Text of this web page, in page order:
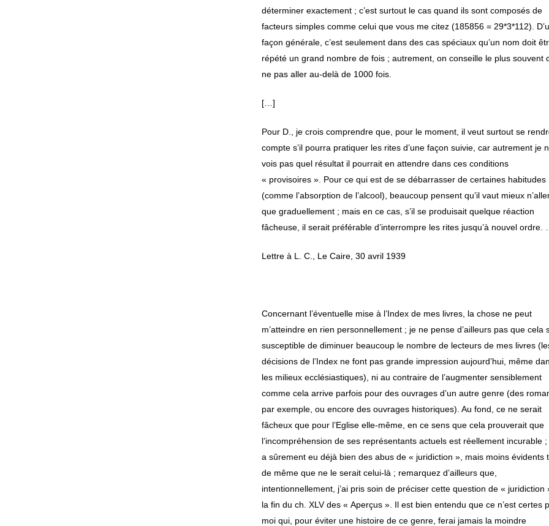
déterminer exactement ; c’est surtout le cas quand ils sont composés de
facteurs simples comme celui que vous me citez (185856 = 29*3*112).
façon générale, c’est seulement dans des cas spéciaux qu’un nom doit
répété un grand nombre de fois ; autrement, on conseille le plus souvent
ne pas aller au-delà de 1000 fois.
[…]
Pour D., je crois comprendre que, pour le moment, il veut surtout se
compte s’il pourra pratiquer les rites d’une façon suivie, car autrement je
vois pas quel résultat il pourrait en attendre dans ces conditions
« provisoires ». Pour ce qui est de se débarrasser de certaines habitudes
(comme l’absorption de l’alcool), beaucoup pensent qu’il vaut mieux
que graduellement ; mais en ce cas, s’il se produisait quelque réaction
fâcheuse, il serait préférable d’interrompre les rites jusqu’à nouvel ordre. …
Lettre à L. C., Le Caire, 30 avril 1939
Concernant l’éventuelle mise à l’Index de mes livres, la chose ne peut
m’atteindre en rien personnellement ; je ne pense d’ailleurs pas que cela
susceptible de diminuer beaucoup le nombre de lecteurs de mes livres
décisions de l’Index ne font pas grande impression aujourd’hui, même
les milieux ecclésiastiques), ni au contraire de l’augmenter sensiblement
comme cela arrive parfois pour des ouvrages d’un autre genre (des
par exemple, ou encore des ouvrages historiques). Au fond, ce ne serait
fâcheux que pour l’Eglise elle-même, en ce sens que cela prouverait que
l’incompréhension de ses représentants actuels est réellement incurable ;
a sûrement eu déjà bien des abus de « juridiction », mais moins évidents
de même que ne le serait celui-là ; remarquez d’ailleurs que,
intentionnellement, j’ai pris soin de préciser cette question de « juridiction
la fin du ch. XLV des « Aperçus ». Il est bien entendu que ce n’est certes
moi qui, pour éviter une histoire de ce genre, ferai jamais la moindre